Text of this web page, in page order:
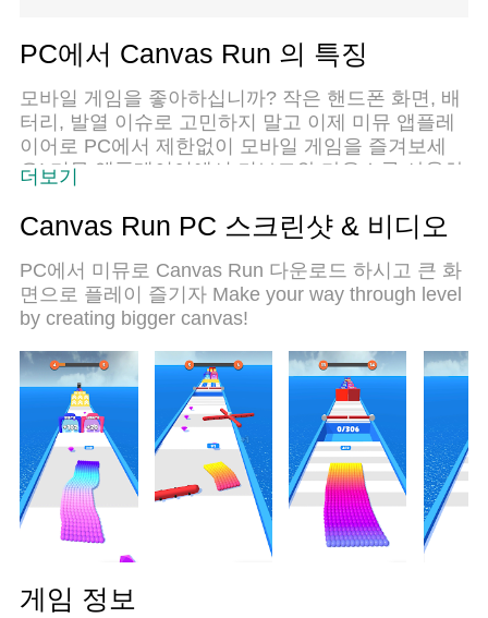
PC에서 Canvas Run 의 특징
모바일 게임을 좋아하십니까? 작은 핸드폰 화면, 배
터리, 발열 이슈로 고민하지 말고 이제 미뮤 앱플레
이어로 PC에서 제한없이 모바일 게임을 즐겨보세
요! 미뮤 앱플레이어에서 키보드와 마우스를 사용하
컴퓨터에서 다운로드 하시고 Canvas Run 설치하세
요. 배터리 걱정, 발열 걱정 필요없이 마음껏 즐길수
있습니다; 미뮤 멀티로 무장하여 모바일 게임을 한
층 더 재미있게 플레이할 수 있습니다!
더보기
Canvas Run PC 스크린샷 & 비디오
PC에서 미뮤로 Canvas Run 다운로드 하시고 큰 화
면으로 플레이 즐기자 Make your way through level
by creating bigger canvas!
게임 정보